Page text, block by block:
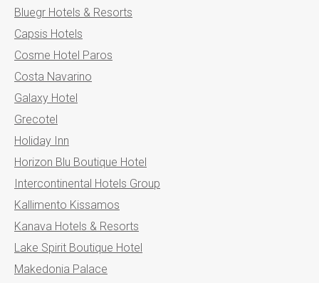
Bluegr Hotels & Resorts
Capsis Hotels
Cosme Hotel Paros
Costa Navarino
Galaxy Hotel
Grecotel
Holiday Inn
Horizon Blu Boutique Hotel
Intercontinental Hotels Group
Kallimento Kissamos
Kanava Hotels & Resorts
Lake Spirit Boutique Hotel
Makedonia Palace